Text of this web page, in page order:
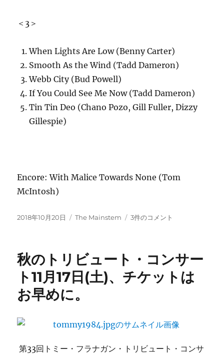
＜3＞
When Lights Are Low (Benny Carter)
Smooth As the Wind (Tadd Dameron)
Webb City (Bud Powell)
If You Could See Me Now (Tadd Dameron)
Tin Tin Deo (Chano Pozo, Gill Fuller, Dizzy
Gillespie)
Encore: With Malice Towards None (Tom
McIntosh)
投
2018年10月20日
カ
ー
The Mainstem
10/20
の
曲
3件のコメント
秋のトリビュート・コンサー
ト11月17日(土)、チケットは
お早めに。
第33回トミー・フラナガン・トリビュート・コンサ